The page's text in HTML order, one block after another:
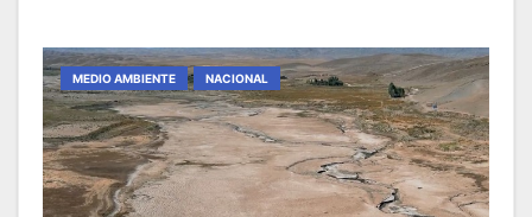
MEDIO AMBIENTE NACIONAL